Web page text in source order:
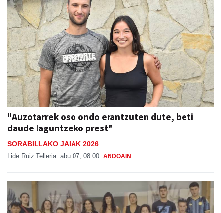
"Auzotarrek oso ondo erantzuten dute, beti
daude laguntzeko prest"
SORABILLAKO JAIAK 2026
Lide Ruiz Telleria abu 07, 08:00 ANDOAIN